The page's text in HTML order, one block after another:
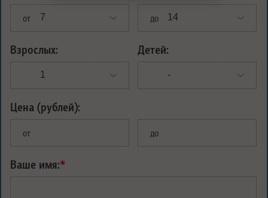
от до
Взрослых: Детей:
Цена (рублей):
от до
Ваше имя:*